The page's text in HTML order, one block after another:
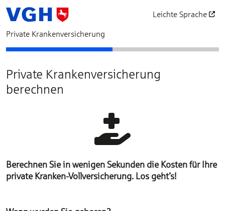
Leichte Sprache
Private Krankenversicherung
Bedarfsermittlung Schutz auswählen
Private Krankenversicherung
berechnen
Berechnen Sie in wenigen Sekunden die Kosten für Ihre
private Kranken-Vollversicherung. Los geht’s!